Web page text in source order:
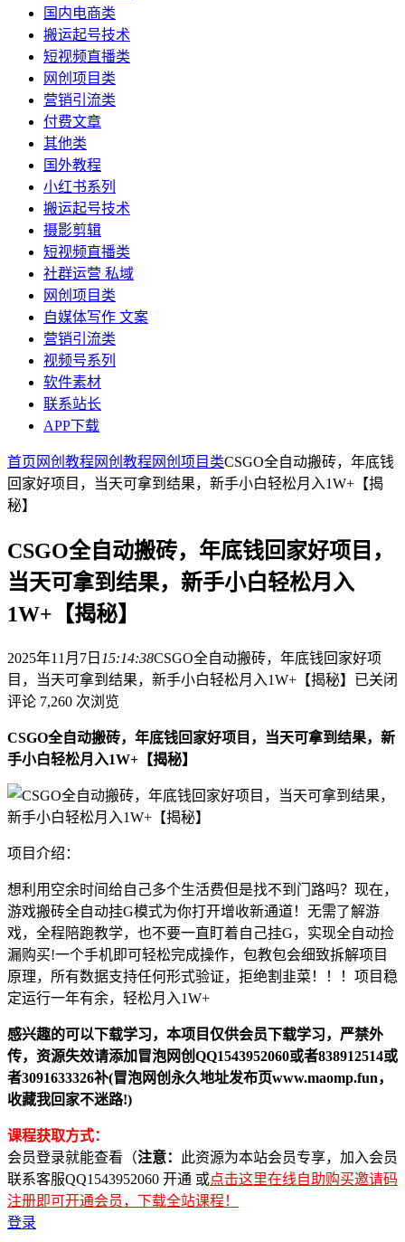
国内电商类
搬运起号技术
短视频直播类
网创项目类
营销引流类
付费文章
其他类
国外教程
小红书系列
搬运起号技术
摄影剪辑
短视频直播类
社群运营 私域
网创项目类
自媒体写作 文案
营销引流类
视频号系列
软件素材
联系站长
APP下载
首页 网创教程 网创教程 网创项目类CSGO全自动搬砖，年底钱
回家好项目，当天可拿到结果，新手小白轻松月入1W+【揭
秘】
CSGO全自动搬砖，年底钱回家好项目，
当天可拿到结果，新手小白轻松月入
1W+【揭秘】
2025年11月7日 15:14:38CSGO全自动搬砖，年底钱回家好项
目，当天可拿到结果，新手小白轻松月入1W+【揭秘】 已关闭
评论 7,260 次浏览
CSGO全自动搬砖，年底钱回家好项目，当天可拿到结果，新
手小白轻松月入1W+【揭秘】
项目介绍：
想利用空余时间给自己多个生活费但是找不到门路吗？现在，
游戏搬砖全自动挂G模式为你打开增收新通道！无需了解游
戏，全程陪跑教学，也不要一直盯着自己挂G，实现全自动捡
漏购买!一个手机即可轻松完成操作，包教包会细致拆解项目
原理，所有数据支持任何形式验证，拒绝割韭菜！！！项目稳
定运行一年有余，轻松月入1W+
感兴趣的可以下载学习，本项目仅供会员下载学习，严禁外
传，资源失效请添加冒泡网创QQ1543952060或者838912514或
者3091633326补(冒泡网创永久地址发布页www.maomp.fun，
收藏我回家不迷路!)
课程获取方式：
会员登录就能查看（注意：
此资源为本站会员专享，加入会员
联系客服QQ1543952060 开通 或点击这里在线自助购买邀请码
注册即可开通会员，下载全站课程！
登录